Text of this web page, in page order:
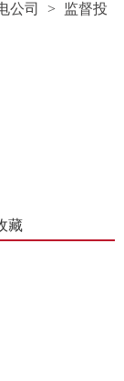
公司 > 监督投
藏